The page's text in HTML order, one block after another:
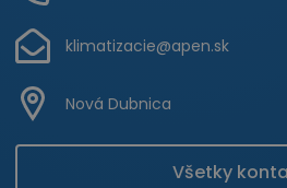
klimatizacie@apen.sk
Nová Dubnica
Všetky